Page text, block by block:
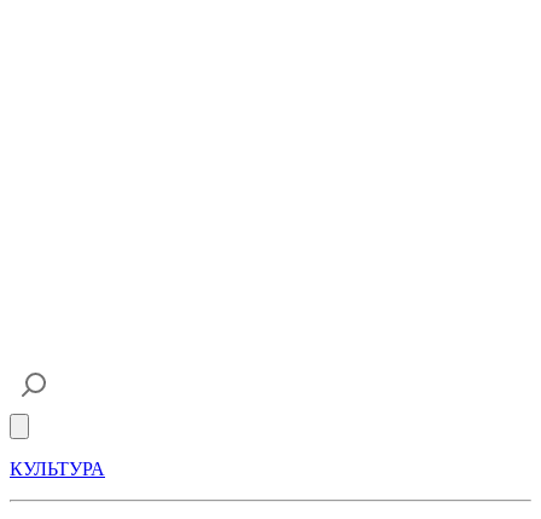
КУЛЬТУРА